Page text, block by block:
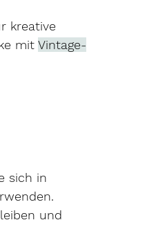
kreative
mit Vintage-
sich in
und